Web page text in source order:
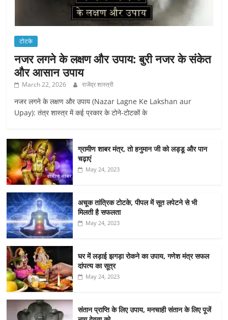
टोटके
नजर लगने के लक्षण और उपाय: बुरी नजर के संकेत
और आसान उपाय
March 22, 2026 राजेंद्र शास्त्री
नजर लगने के लक्षण और उपाय (Nazar Lagne Ke Lakshan aur
Upay): तंत्र शास्त्र में कई प्रकार के टोने-टोटकों के
ग्रामीण शाबर मंत्र, तो हनुमान जी को लड्डू और पान
चढ़ाएं
May 24, 2023
अचूक तांत्रिक टोटके, पीपल में सूत लपेटने से भी
मिलती है सफलता
May 24, 2023
घर में लड़ाई झगड़ा रोकने का उपाय, गणेश मंत्र सफल
दांपत्य का सूत्र
May 24, 2023
संतान प्राप्ति के लिए उपाय, मनचाही संतान के लिए पूजें